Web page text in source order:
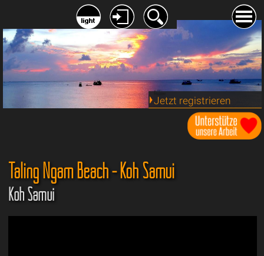
Jetzt registrieren
Taling Ngam Beach - Koh Samui
Koh Samui